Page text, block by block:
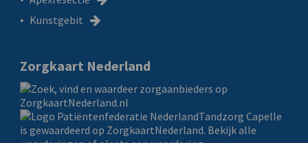
Kunstgebit
Zorgkaart Nederland
Tandzorg Capelle
is gewaardeerd op ZorgkaartNederland. Bekijk alle